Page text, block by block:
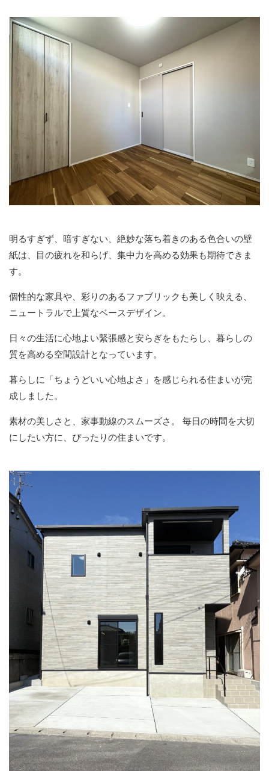
明るすぎず、暗すぎない、絶妙な落ち着きのある色合いの壁
紙は、目の疲れを和らげ、集中力を高める効果も期待できま
す。
個性的な家具や、彩りのあるファブリックも美しく映える、
ニュートラルで上質なベースデザイン。
日々の生活に心地よい緊張感と安らぎをもたらし、暮らしの
質を高める空間設計となっています。
暮らしに「ちょうどいい心地よさ」を感じられる住まいが完
成しました。
素材の美しさと、家事動線のスムーズさ。
毎日の時間を大切
にしたい方に、ぴったりの住まいです。